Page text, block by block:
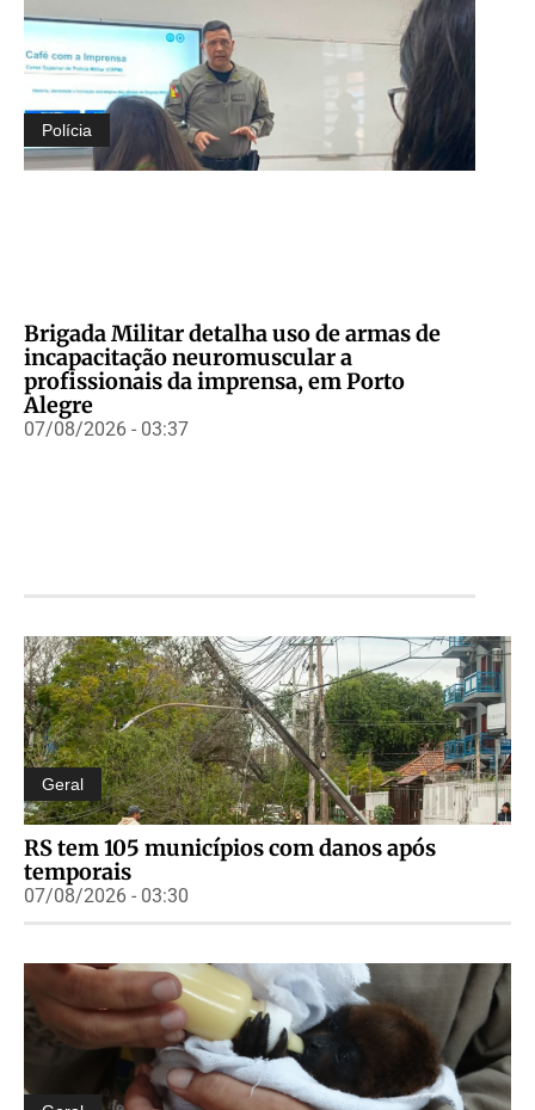
Polícia
Brigada Militar detalha uso de armas de
incapacitação neuromuscular a
profissionais da imprensa, em Porto
Alegre
07/08/2026 - 03:37
Geral
RS tem 105 municípios com danos após
temporais
07/08/2026 - 03:30